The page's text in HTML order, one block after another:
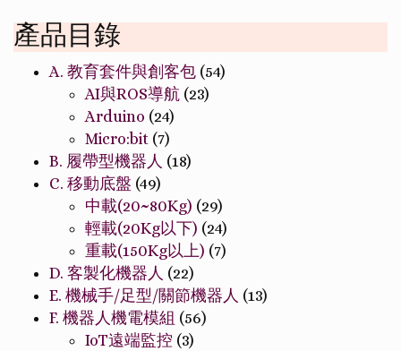
產品目錄
A. 教育套件與創客包 (54)
AI與ROS導航 (23)
Arduino (24)
Micro:bit (7)
B. 履帶型機器人 (18)
C. 移動底盤 (49)
中載(20~80Kg) (29)
輕載(20Kg以下) (24)
重載(150Kg以上) (7)
D. 客製化機器人 (22)
E. 機械手/足型/關節機器人 (13)
F. 機器人機電模組 (56)
IoT遠端監控 (3)